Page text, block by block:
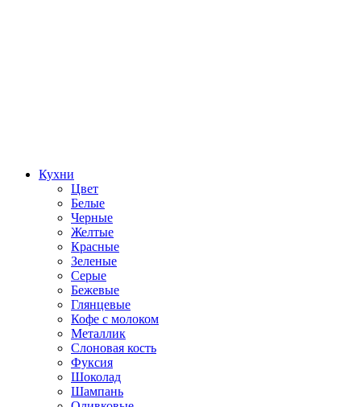
Кухни
Цвет
Белые
Черные
Желтые
Красные
Зеленые
Серые
Бежевые
Глянцевые
Кофе с молоком
Металлик
Слоновая кость
Фуксия
Шоколад
Шампань